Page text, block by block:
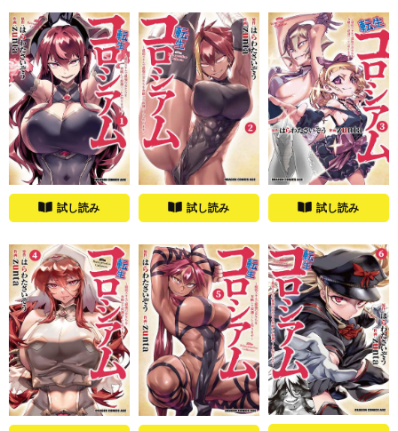
試し読み 試し読み 試し読み